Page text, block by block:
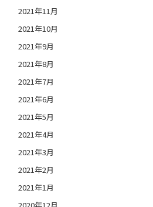
2021年11月
2021年10月
2021年9月
2021年8月
2021年7月
2021年6月
2021年5月
2021年4月
2021年3月
2021年2月
2021年1月